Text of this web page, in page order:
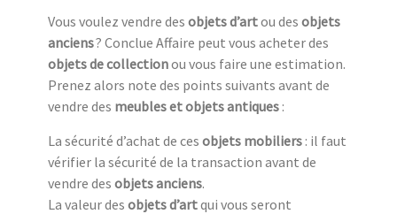
Vous voulez vendre des objets d’artou des objets
anciens? Conclue Affaire peut vous acheter des
objets de collectionou vous faire une estimation.
Prenez alors note des points suivants avant de
vendre des meubles et objets antiques :
La sécurité d’achat de ces objets mobiliers : il faut
vérifier la sécurité de la transaction avant de
vendre des objets anciens.
La valeur des objets d’artqui vous seront